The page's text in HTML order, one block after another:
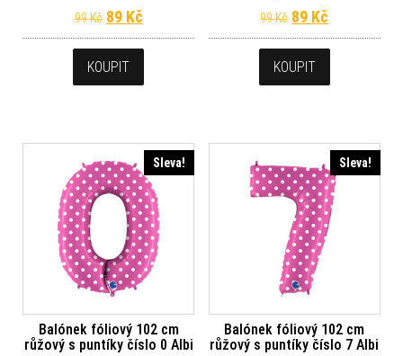
99Kč Původní cena byla: 99 Kč.
89 KčAktuální cena je: 89 Kč.
KOUPIT
99Kč Původní cena
89 Kč
KOUPIT
Sleva!
Balónek fóliový 102 cm
růžový s puntíky číslo 0 Albi
Sleva!
Balónek fóliový 102 cm
růžový s puntíky číslo 7 Albi